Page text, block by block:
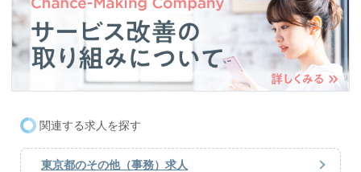
関連する求人を探す
東京都のその他（事務）求人